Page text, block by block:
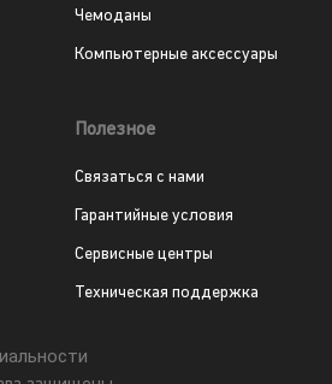
Чемоданы
Компьютерные аксессуары
Полезное
Связаться с нами
Гарантийные условия
Сервисные центры
Техническая поддержка